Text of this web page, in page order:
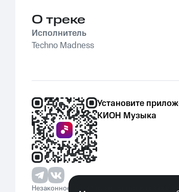
О треке
Исполнитель
Techno Madness
Установите
КИОН Музыка
Незаконное потребление наркотических